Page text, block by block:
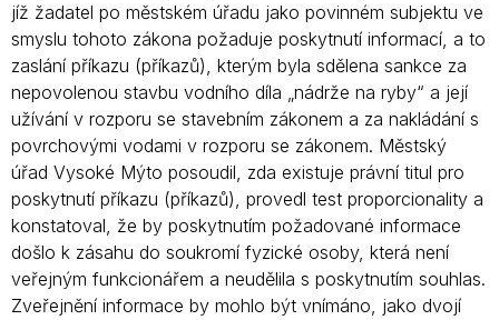
jíž žadatel po městském úřadu jako povinném subjektu ve
smyslu tohoto zákona požaduje poskytnutí informací, a to
zaslání příkazu (příkazů), kterým byla sdělena sankce za
nepovolenou stavbu vodního díla „nádrže na ryby“ a její
užívání v rozporu se stavebním zákonem a za nakládání s
povrchovými vodami v rozporu se zákonem. Městský
úřad Vysoké Mýto posoudil, zda existuje právní titul pro
poskytnutí příkazu (příkazů), provedl test proporcionality a
konstatoval, že by poskytnutím požadované informace
došlo k zásahu do soukromí fyzické osoby, která není
veřejným funkcionářem a neudělila s poskytnutím souhlas.
Zveřejnění informace by mohlo být vnímáno, jako dvojí